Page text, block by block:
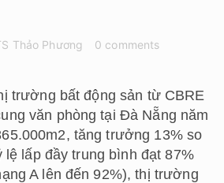
Thảo Phương 0 comments
trường bất động sản từ CBRE
văn phòng tại Đà Nẵng năm
tăng trưởng 13% so
lấp đầy trung bình đạt 87%
A lên đến 92%), thị trường